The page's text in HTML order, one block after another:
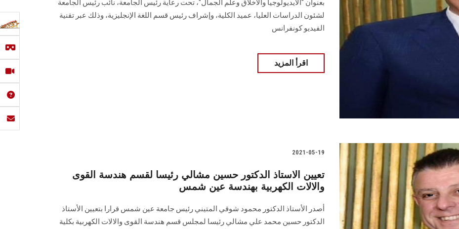
بعنوان "الأيديولوجيا والأخلاق وعلم الجمال"، تحت رعاية رئيس الجامعة، نائب رئيس الجامعة
لشئون الدراسات العليا، عميد الكلية، وإشراف رئيس قسم اللغة الإنجليزية، وذلك عبر تقنية
الفيديو كونفرانس
اقرأ المزيد
2021-05-19
تعيين الاستاذ الدكتور حسين مشالي رئيسا لقسم هندسة القوى
والالات الكهربية بهندسة عين شمس
أصدر الأستاذ الدكتور محمود شوقي المتيني رئيس جامعة عين شمس قرارا بتعيين الأستاذ
الدكتور حسين محمد علي مشالي رئيسا لمجلس قسم هندسة القوى والالات الكهربية بكلية